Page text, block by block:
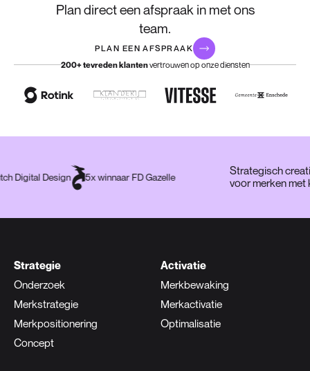
Plan direct een afspraak in met ons
team.
PLAN EEN AFSPRAAK
200+ tevreden klantenvertrouwen op onze diensten
Digital Design 5x winnaar FD Gazelle
Strategisch
voor merken
Strategie
Onderzoek
Merkstrategie
Merkpositionering
Concept
Activatie
Merkbewaking
Merkactivatie
Optimalisatie